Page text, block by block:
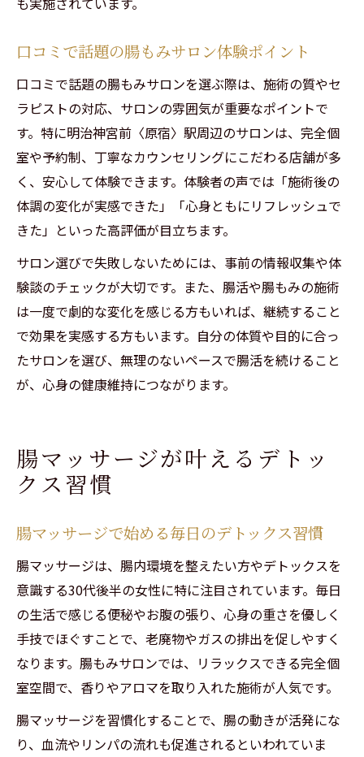
口コミで話題の腸もみサロン体験ポイント
口コミで話題の腸もみサロンを選ぶ際は、施術の質やセ
ラピストの対応、サロンの雰囲気が重要なポイントで
す。特に明治神宮前〈原宿〉駅周辺のサロンは、完全個
室や予約制、丁寧なカウンセリングにこだわる店舗が多
く、安心して体験できます。体験者の声では「施術後の
体調の変化が実感できた」「心身ともにリフレッシュで
きた」といった高評価が目立ちます。
サロン選びで失敗しないためには、事前の情報収集や体
験談のチェックが大切です。また、腸活や腸もみの施術
は一度で劇的な変化を感じる方もいれば、継続すること
で効果を実感する方もいます。自分の体質や目的に合っ
たサロンを選び、無理のないペースで腸活を続けること
が、心身の健康維持につながります。
腸マッサージが叶えるデトッ
クス習慣
腸マッサージで始める毎日のデトックス習慣
腸マッサージは、腸内環境を整えたい方やデトックスを
意識する30代後半の女性に特に注目されています。毎日
の生活で感じる便秘やお腹の張り、心身の重さを優しく
手技でほぐすことで、老廃物やガスの排出を促しやすく
なります。腸もみサロンでは、リラックスできる完全個
室空間で、香りやアロマを取り入れた施術が人気です。
腸マッサージを習慣化することで、腸の動きが活発にな
り、血流やリンパの流れも促進されるといわれていま